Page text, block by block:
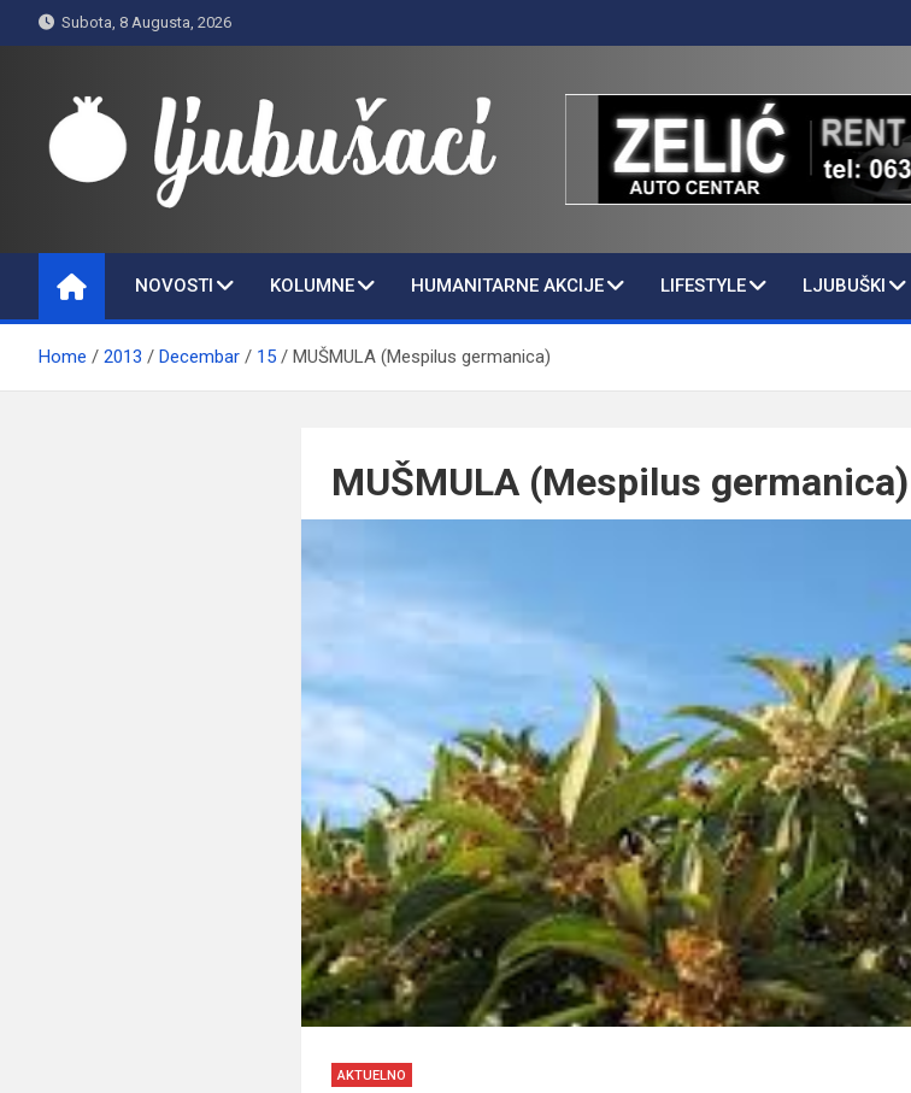
to
Subota, 8 Augusta, 2026
Ljubušaci
NOVOSTI KOLUMNE HUMANITARNE AKCIJE LIFESTYLE LJUBUŠKI
Home 2013 Decembar 15 MUŠMULA (Mespilus germanica)
MUŠMULA (Mespilus germanica)
AKTUELNO